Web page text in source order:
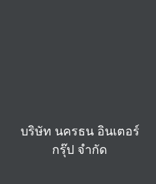
บริษัท นครธน อินเตอร์
กรุ๊ป จำกัด